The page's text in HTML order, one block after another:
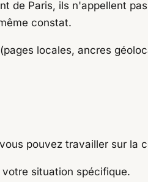
de Paris, ils n'appellent
constat.
(pages locales, ancres
pouvez travailler sur la
situation spécifique.